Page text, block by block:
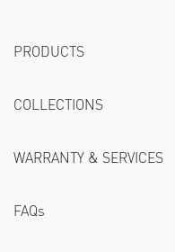
PRODUCTS
COLLECTIONS
WARRANTY & SERVICES
FAQs